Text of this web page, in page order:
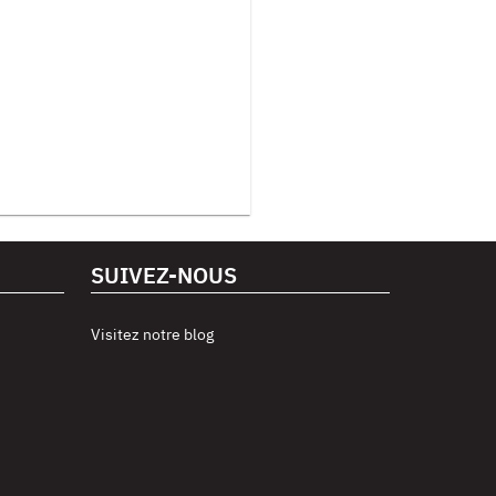
SUIVEZ-NOUS
Visitez notre blog